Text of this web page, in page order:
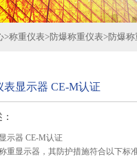
>称重仪表>防爆称重仪表>防爆
表显示器 CE-M认证
示器 CE-M认证
重显示器，其防护措施符合以下标